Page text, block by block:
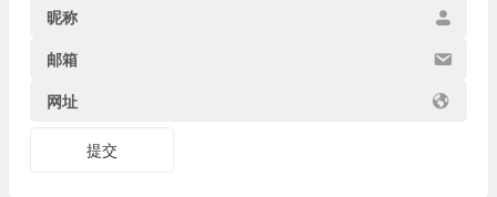
昵称
邮箱
网址
提交